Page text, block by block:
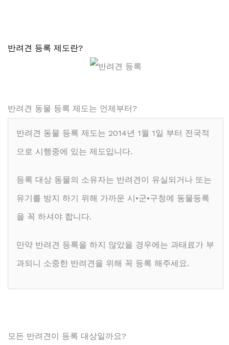
반려견 등록 제도란?
반려견 동물 등록 제도는 언제부터?
반려견 동물 등록 제도는 2014년 1월 1일 부터 전국적
으로 시행중에 있는 제도입니다.
등록 대상 동물의 소유자는 반려견이 유실되거나 또는
유기를 방지 하기 위해 가까운 시•군•구청에 동물등록
을 꼭 하셔야 합니다.
만약 반려견 등록을 하지 않았을 경우에는 과태료가 부
과되니 소중한 반려견을 위해 꼭 등록 해주세요.
모든 반려견이 등록 대상일까요?